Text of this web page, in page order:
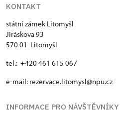
KONTAKT
státní zámek Litomyšl
Jiráskova 93
570 01 Litomyšl
tel.: +420 461 615 067
e-mail: rezervace.litomysl@npu.cz
INFORMACE PRO NÁVŠTĚVNÍKY